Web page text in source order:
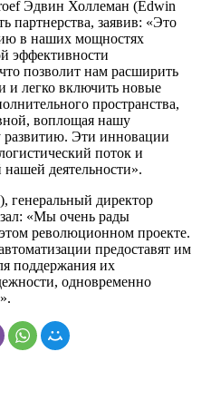
Эдвин Холлеман (Edwin
партнерства, заявив: «Это
в наших мощностях
эффективности
позволит нам расширить
и легко включить новые
пространства,
воплощая нашу
развитию. Эти инновации
поток и
деятельности».
генеральный директор
«Мы очень рады
революционном проекте.
предоставят им
поддержания их
одновременно